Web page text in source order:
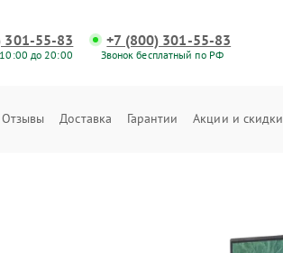
301-55-83
до 20:00
+7 (800) 301-55-83
Звонок бесплатный по РФ
Отзывы Доставка Гарантии Акции и скидки